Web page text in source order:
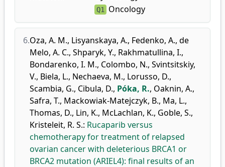
Q1 Oncology
6.Oza, A. M., Lisyanskaya, A., Fedenko, A., de
Melo, A. C., Shparyk, Y., Rakhmatullina, I.,
Bondarenko, I. M., Colombo, N., Svintsitskiy,
V., Biela, L., Nechaeva, M., Lorusso, D.,
Scambia, G., Cibula, D., Póka, R., Oaknin, A.,
Safra, T., Mackowiak-Matejczyk, B., Ma, L.,
Thomas, D., Lin, K., McLachlan, K., Goble, S.,
Kristeleit, R. S.: Rucaparib versus
chemotherapy for treatment of relapsed
ovarian cancer with deleterious BRCA1 or
BRCA2 mutation (ARIEL4): final results of an